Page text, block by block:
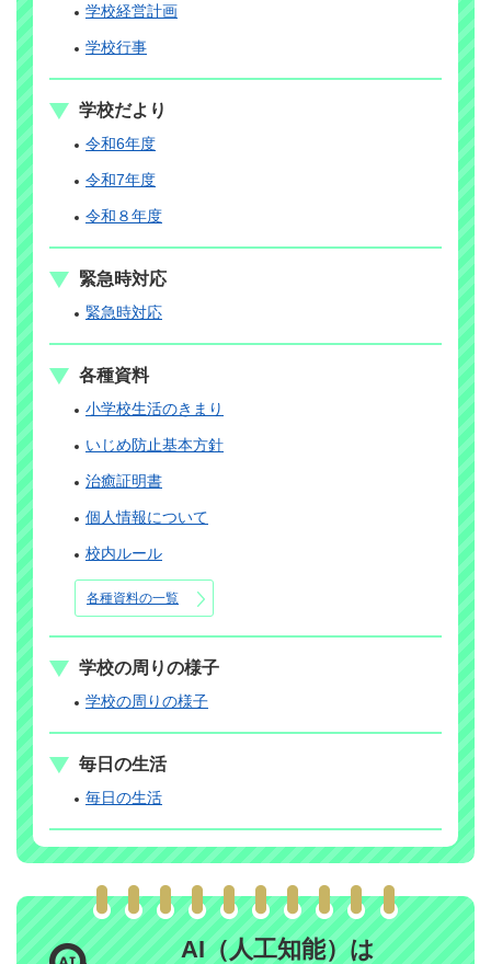
学校経営計画
学校行事
学校だより
令和6年度
令和7年度
令和８年度
緊急時対応
緊急時対応
各種資料
小学校生活のきまり
いじめ防止基本方針
治癒証明書
個人情報について
校内ルール
各種資料の一覧
学校の周りの様子
学校の周りの様子
毎日の生活
毎日の生活
AI（人工知能）は